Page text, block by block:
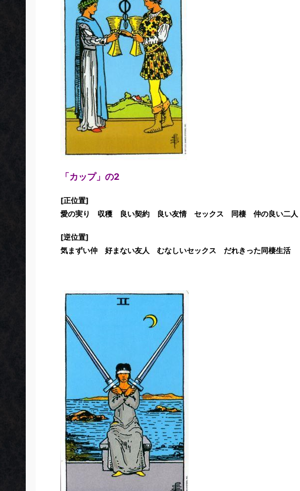
「カップ」の2
[正位置]
愛の実り 収穫 良い契約 良い友情 セックス 同棲 仲の良い二人
[逆位置]
気まずい仲 好まない友人 むなしいセックス だれきった同棲生活